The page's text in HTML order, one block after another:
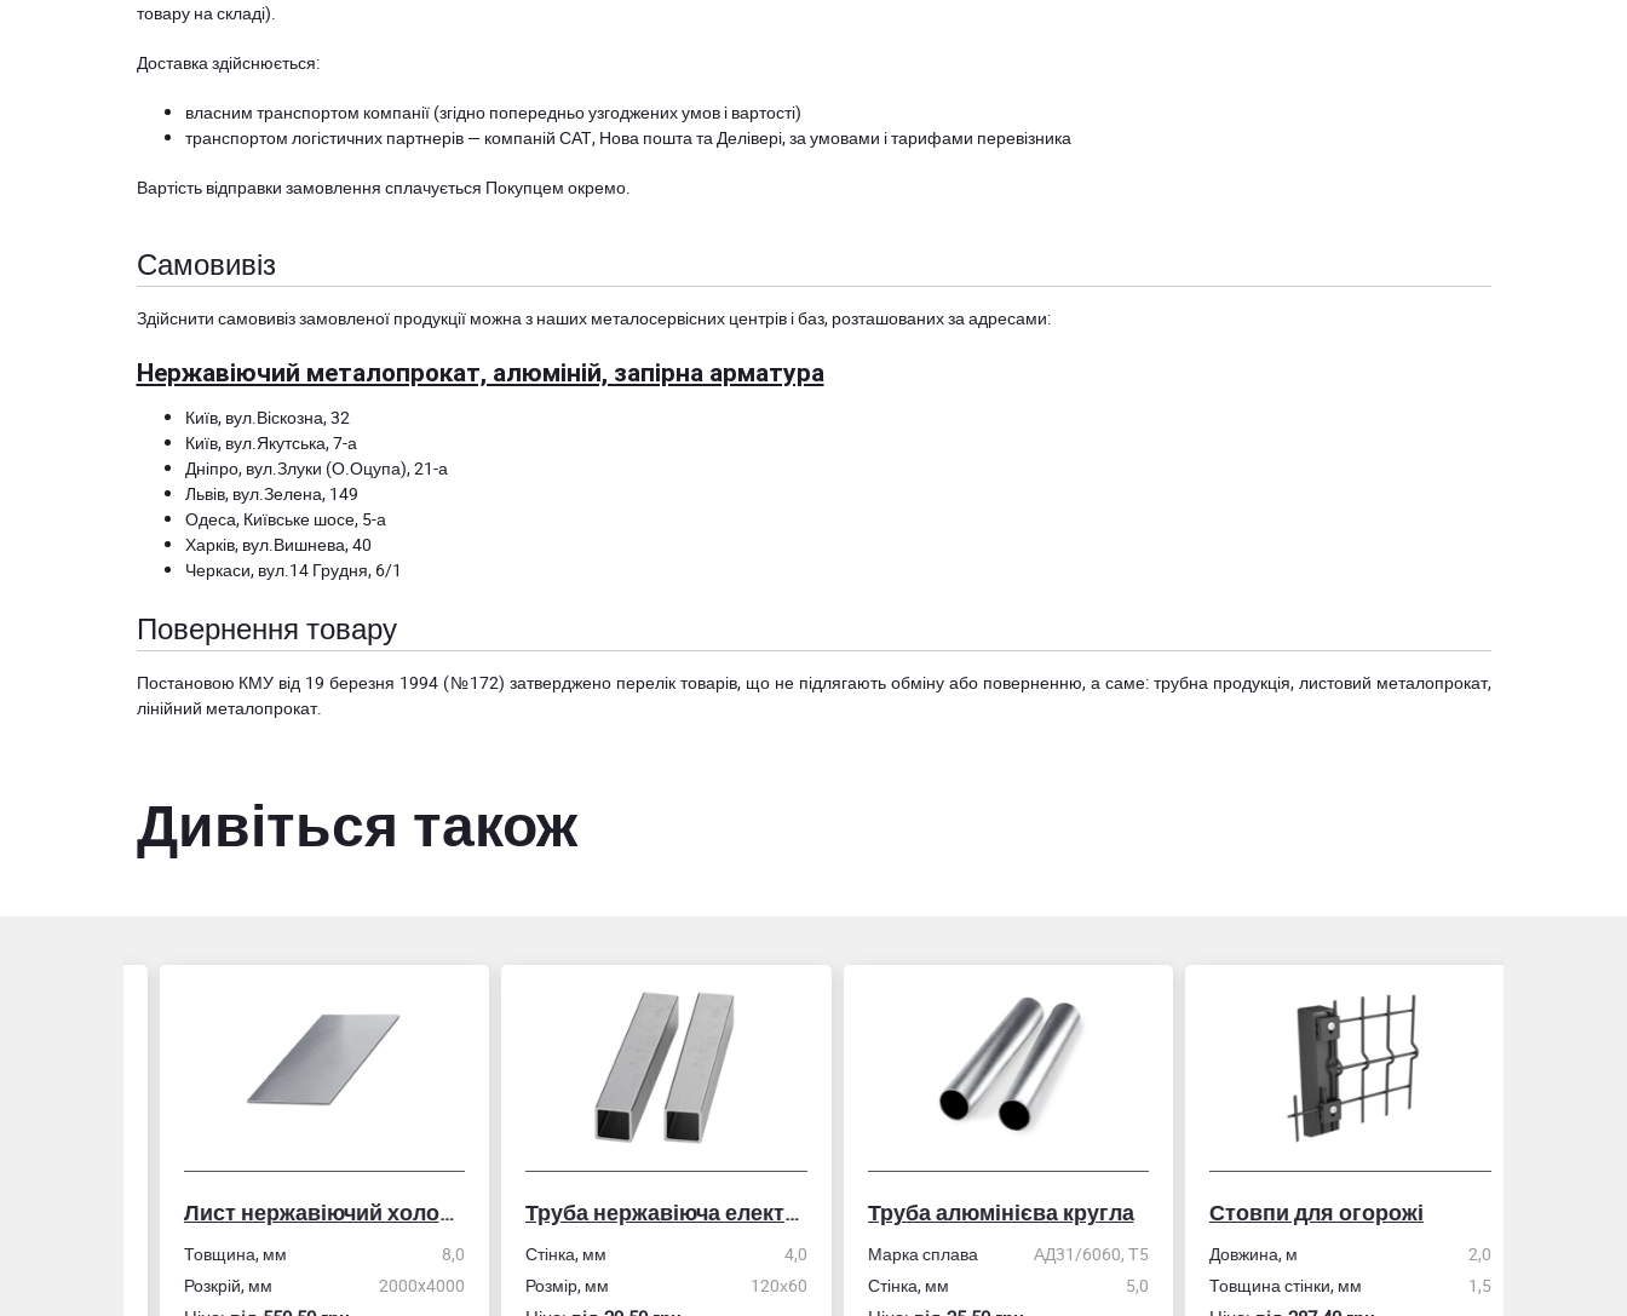
товару на складі).
Доставка здійснюється:
власним транспортом компанії (згідно попередньо узгоджених умов і вартості)
транспортом логістичних партнерів — компаній САТ, Нова пошта та Делівері, за умовами і тарифами перевізника
Вартість відправки замовлення сплачується Покупцем окремо.
Самовивіз
Здійснити самовивіз замовленої продукції можна з наших металосервісних центрів і баз, розташованих за адресами:
Нержавіючий металопрокат, алюміній, запірна арматура
Київ, вул.Віскозна, 32
Київ, вул.Якутська, 7-а
Дніпро, вул.Злуки (О.Оцупа), 21-а
Львів, вул.Зелена, 149
Одеса, Київське шосе, 5-а
Харків, вул.Вишнева, 40
Черкаси, вул.14 Грудня, 6/1
Повернення товару
Постановою КМУ від 19 березня 1994 (№172) затверджено перелік товарів, що не підлягають обміну або поверненню, а саме: трубна продукція, листовий металопрокат,
лінійний металопрокат.
Дивіться також
Лист нержавіючий холоднокатаний
Товщина, мм
Розкрій, мм
2000x4000
Труба нержавіюча електрозварна профільна
Стінка, мм
Розмір, мм
120х60
Труба алюмінієва кругла
Марка сплава
АД31/6060, Т5
Стінка, мм
Стовпи для огорожі
Довжина, м
Товщина стінки, мм